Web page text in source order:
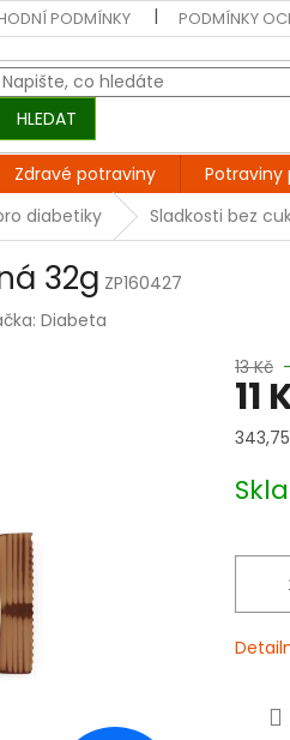
PODMÍNKY PODMÍNKY
HLEDAT
Zdravé potraviny Potraviny
diabetiky Sladkosti bez
32g ZP160427
Diabeta
13 Kč
11
Měrná